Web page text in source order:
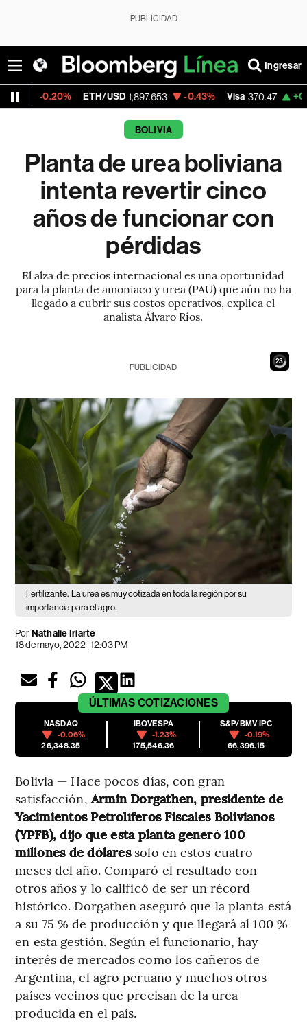
PUBLICIDAD
Ingresar
ETH/USD 1,897.653 -0.43% Visa 370.47 +0.52%
BOLIVIA
Planta de urea boliviana
intenta revertir cinco
años de funcionar con
pérdidas
El alza de precios internacional es una oportunidad
para la planta de amoniaco y urea (PAU) que aún no ha
llegado a cubrir sus costos operativos, explica el
analista Álvaro Ríos.
21
PUBLICIDAD
Fertilizante. La urea es muy cotizada en toda la región por su
importancia para el agro.
PorNathalie Iriarte
18 de mayo, 2022 | 12:03 PM
ÚLTIMAS COTIZACIONES
NASDAQ
-0.06%
26,348.35
IBOVESPA
-1.23%
175,546.36
S&P/BMV IPC
-0.19%
66,396.15
Bolivia — Hace pocos días, con gran
satisfacción,Armin Dorgathen, presidente de
Yacimientos Petrolíferos Fiscales Bolivianos
(YPFB), dijo que esta planta generó 100
millones de dólares solo en estos cuatro
meses del año. Comparó el resultado con
otros años y lo calificó de ser un récord
histórico. Dorgathen aseguró que la planta está
a su 75 % de producción y que llegará al 100 %
en esta gestión. Según el funcionario, hay
interés de mercados como los cañeros de
Argentina, el agro peruano y muchos otros
países vecinos que precisan de la urea
producida en el país.